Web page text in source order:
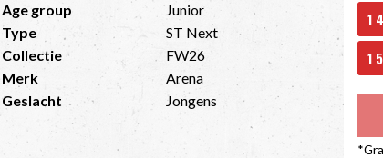
Age group
Junior
Type
ST Next
Collectie
FW26
Merk
Arena
Geslacht
Jongens